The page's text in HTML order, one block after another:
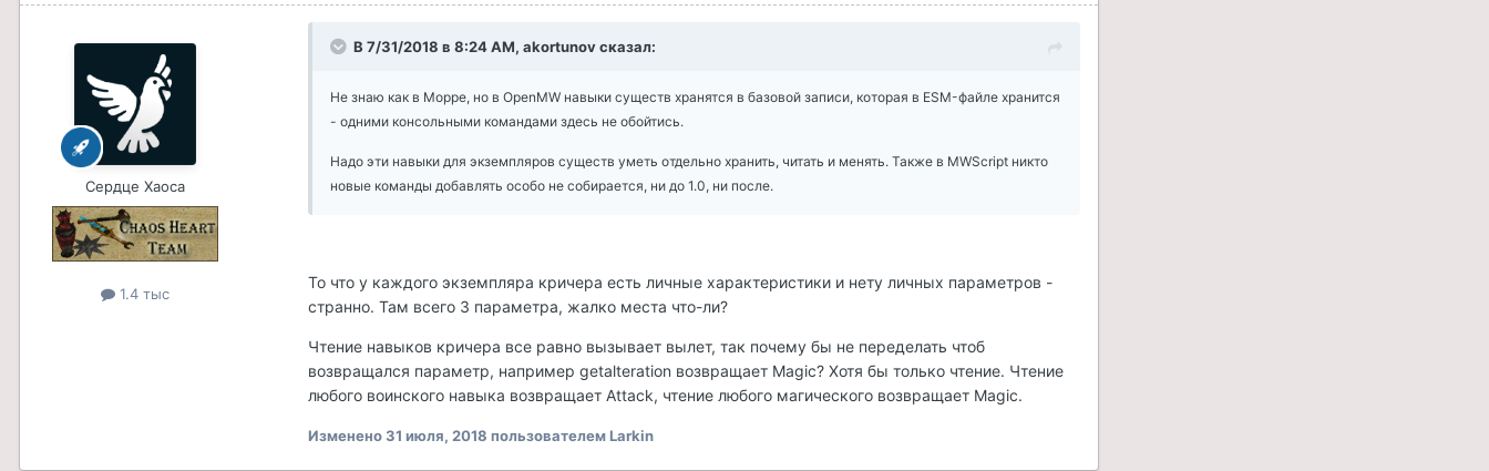
Сердце Хаоса
1.4 тыс
В 7/31/2018 в 8:24 AM, akortunov сказал:
Не знаю как в Морре, но в OpenMW навыки существ хранятся в базовой записи, которая в ESM-файле хранится
- одними консольными командами здесь не обойтись.
Надо эти навыки для экземпляров существ уметь отдельно хранить, читать и менять. Также в MWScript никто
новые команды добавлять особо не собирается, ни до 1.0, ни после.
То что у каждого экземпляра кричера есть личные характеристики и нету личных параметров -
странно. Там всего 3 параметра, жалко места что-ли?
Чтение навыков кричера все равно вызывает вылет, так почему бы не переделать чтоб
возвращался параметр, например getalteration возвращает Magic? Хотя бы только чтение. Чтение
любого воинского навыка возвращает Attack, чтение любого магического возвращает Magic.
Изменено31 июля, 2018 пользователем Larkin